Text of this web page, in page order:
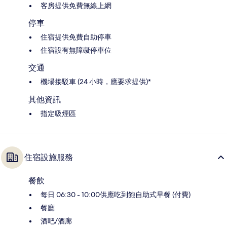
客房提供免費無線上網
停車
住宿提供免費自助停車
住宿設有無障礙停車位
交通
機場接駁車 (24 小時，應要求提供)*
其他資訊
指定吸煙區
住宿設施服務
餐飲
每日 06:30 - 10:00供應吃到飽自助式早餐 (付費)
餐廳
酒吧/酒廊